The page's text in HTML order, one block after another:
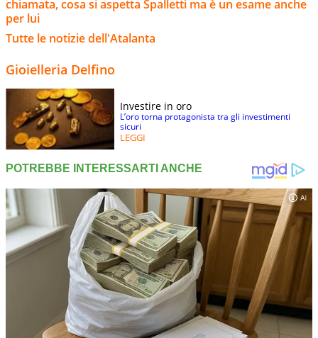
chiamata, cosa si aspetta Spalletti ma è un esame anche
per lui
Tutte le notizie dell'Atalanta
Gioielleria Delfino
Investire in oro
L’oro torna protagonista tra gli investimenti
sicuri
LEGGI